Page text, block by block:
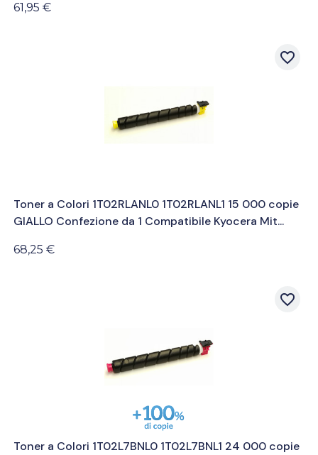
61,95 €
favorite_border
Toner a Colori 1T02RLANL0 1T02RLANL1 15 000 copie
GIALLO Confezione da 1 Compatibile Kyocera Mit...
68,25 €
favorite_border
Toner a Colori 1T02L7BNL0 1T02L7BNL1 24 000 copie